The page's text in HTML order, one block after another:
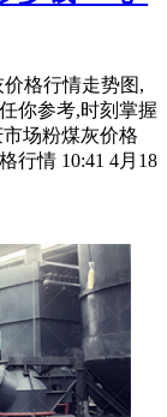
格行情走势图,
你参考,时刻掌握
市场粉煤灰价格
行情 10:41 4月18